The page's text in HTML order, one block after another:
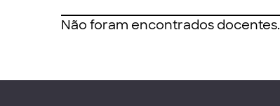
Não foram encontrados docentes.